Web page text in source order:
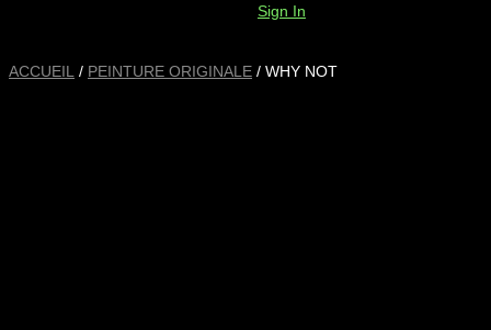
Sign In
ACCUEIL / PEINTURE ORIGINALE / WHY NOT